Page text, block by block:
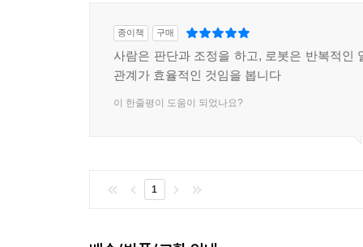
종이책 구매
사람은 판단과 조정을 하고, 로봇은 반복적인
관계가 효율적인 것임을 봅니다
이 한줄평이 도움이 되었나요?
1